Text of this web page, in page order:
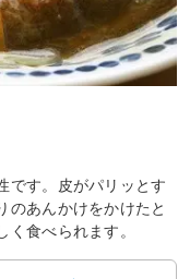
です。皮がパリッとす
のあんかけをかけたと
食べられます。